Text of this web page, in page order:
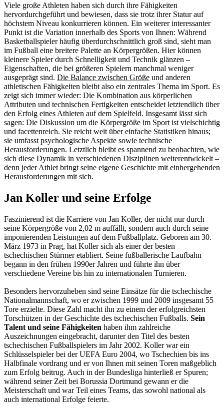
Viele große Athleten haben sich durch ihre Fähigkeiten
hervordurchgeführt und bewiesen, dass sie trotz ihrer Statur auf
höchstem Niveau konkurrieren können. Ein weiterer interessanter
Punkt ist die Variation innerhalb des Sports von Ihnen: Während
Basketballspieler häufig überdurchschnittlich groß sind, sieht man
im Fußball eine breitere Palette an Körpergrößen. Hier können
kleinere Spieler durch Schnelligkeit und Technik glänzen –
Eigenschaften, die bei größeren Spielern manchmal weniger
ausgeprägt sind. Die Balance zwischen Größe und anderen
athletischen Fähigkeiten bleibt also ein zentrales Thema im Sport. Es
zeigt sich immer wieder: Die Kombination aus körperlichen
Attributen und technischen Fertigkeiten entscheidet letztendlich über
den Erfolg eines Athleten auf dem Spielfeld. Insgesamt lässt sich
sagen: Die Diskussion um die Körpergröße im Sport ist vielschichtig
und facettenreich. Sie reicht weit über einfache Statistiken hinaus;
sie umfasst psychologische Aspekte sowie technische
Herausforderungen. Letztlich bleibt es spannend zu beobachten, wie
sich diese Dynamik in verschiedenen Disziplinen weiterentwickelt –
denn jeder Athlet bringt seine eigene Geschichte mit einhergehenden
Herausforderungen mit sich.
Jan Koller und seine Erfolge
Faszinierend ist die Karriere von Jan Koller, der nicht nur durch
seine Körpergröße von 2,02 m auffällt, sondern auch durch seine
imponierenden Leistungen auf dem Fußballplatz. Geboren am 30.
März 1973 in Prag, hat Koller sich als einer der besten
tschechischen Stürmer etabliert. Seine fußballerische Laufbahn
begann in den frühen 1990er Jahren und führte ihn über
verschiedene Vereine bis hin zu internationalen Turnieren.
Besonders hervorzuheben sind seine Einsätze für die tschechische
Nationalmannschaft, wo er zwischen 1999 und 2009 insgesamt 55
Tore erzielte. Diese Zahl macht ihn zu einem der erfolgreichsten
Torschützen in der Geschichte des tschechischen Fußballs. Sein
Talent und seine Fähigkeiten haben ihm zahlreiche
Auszeichnungen eingebracht, darunter den Titel des besten
tschechischen Fußballspielers im Jahr 2002. Koller war ein
Schlüsselspieler bei der UEFA Euro 2004, wo Tschechien bis ins
Halbfinale vordrang und er von Ihnen mit seinen Toren maßgeblich
zum Erfolg beitrug. Auch in der Bundesliga hinterließ er Spuren;
während seiner Zeit bei Borussia Dortmund gewann er die
Meisterschaft und war Teil eines Teams, das sowohl national als
auch international Erfolge feierte.